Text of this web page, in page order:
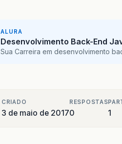
ALURA
Desenvolvimento Back-End
Sua Carreira em desenvolvimento
CRIADO
3 de maio de 2017
RESPOSTAS
0 1